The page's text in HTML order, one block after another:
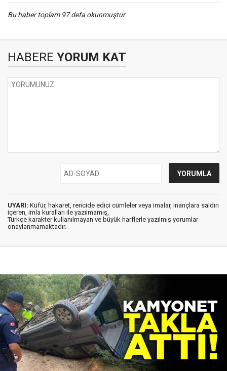
Bu haber toplam 97 defa okunmuştur
HABERE YORUM KAT
UYARI: Küfür, hakaret, rencide edici cümleler veya imalar, inançlara saldırı
içeren, imla kuralları ile yazılmamış,
Türkçe karakter kullanılmayan ve büyük harflerle yazılmış yorumlar
onaylanmamaktadır.